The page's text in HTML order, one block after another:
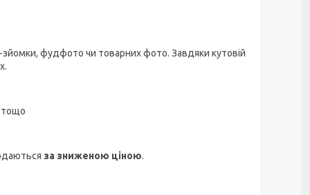
фудфото чи товарних фото. Завдяки кутовій
тощо
за зниженою ціною.